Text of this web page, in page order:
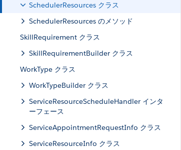
SchedulerResources クラス
SchedulerResources のメソッド
SkillRequirement クラス
SkillRequirementBuilder クラス
WorkType クラス
WorkTypeBuilder クラス
ServiceResourceScheduleHandler インタ
ーフェース
ServiceAppointmentRequestInfo クラス
ServiceResourceInfo クラス